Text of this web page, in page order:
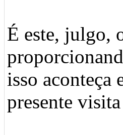
É este, julgo,
isso aconteça
presente